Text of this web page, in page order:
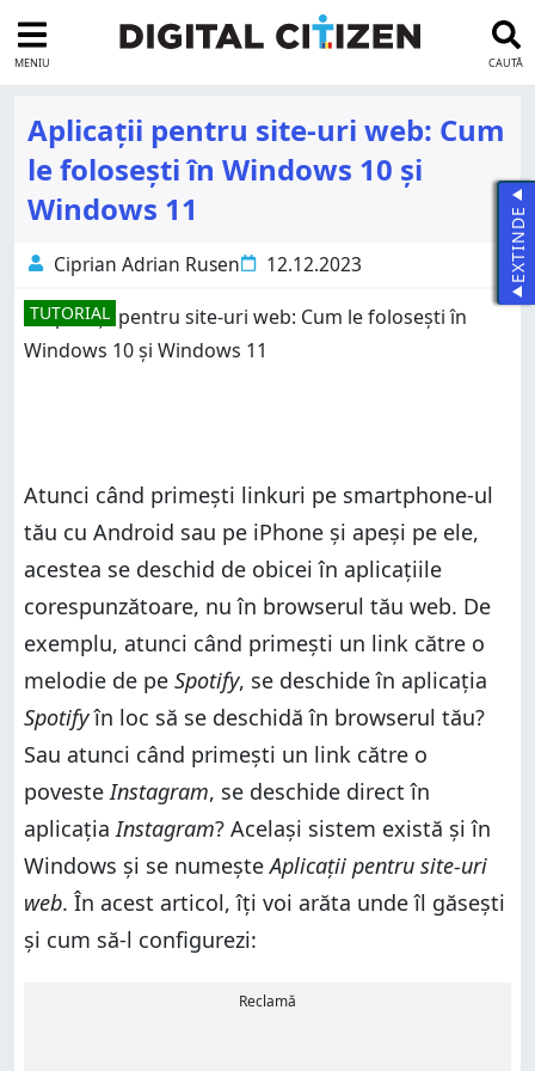
MENIU CAUTĂ
Aplicații pentru site-uri web: Cum
le folosești în Windows 10 și
Windows 11
Ciprian Adrian Rusen 12.12.2023
TUTORIAL
Atunci când primești linkuri pe smartphone-ul
tău cu Android sau pe iPhone și apeși pe ele,
acestea se deschid de obicei în aplicațiile
corespunzătoare, nu în browserul tău web. De
exemplu, atunci când primești un link către o
melodie de pe Spotify, se deschide în aplicația
Spotifyîn loc să se deschidă în browserul tău?
Sau atunci când primești un link către o
povesteInstagram, se deschide direct în
aplicațiaInstagram? Același sistem există și în
Windows și se numeșteAplicații pentru site-uri
web. În acest articol, îți voi arăta unde îl găsești
și cum să-l configurezi:
Reclamă
EXTINDE